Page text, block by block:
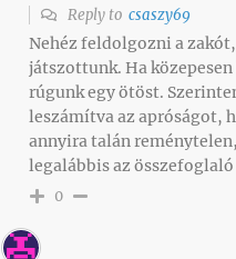
Reply to csaszy69
Nehéz feldolgozni a
játszottunk. Ha
rúgunk egy ötöst.
leszámítva az apróságot,
annyira talán
legalábbis az összefoglaló
0